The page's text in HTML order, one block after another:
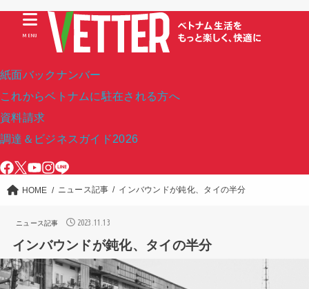
紙面バックナンバー
これからベトナムに駐在される方へ
資料請求
調達＆ビジネスガイド2026
MENU
HOME ニュース記事 インバウンドが鈍化、タイの半分
ニュース記事 2023.11.13
インバウンドが鈍化、タイの半分